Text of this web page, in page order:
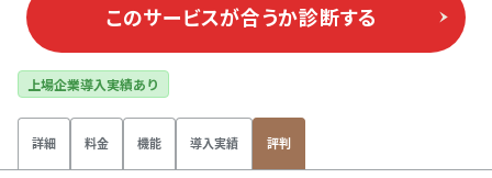
このサービスが合うか診断する
上場企業導入実績あり
詳細 料金 機能 導入実績 評判